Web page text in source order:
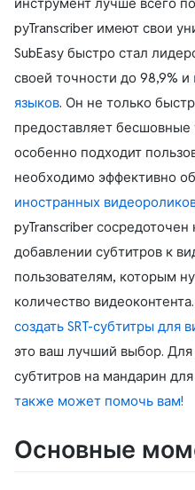
pyTranscriber имеют свои
SubEasy быстро стал
своей точности до 98,9% и
языков. Он не только
предоставляет бесшовные
особенно подходит
необходимо эффективно
иностранных
pyTranscriber
добавлении субтитров к
пользователям, которым
количество
создать SRT-субтитры для
это ваш лучший выбор.
субтитров на мандарин
также может помочь вам!
Основные